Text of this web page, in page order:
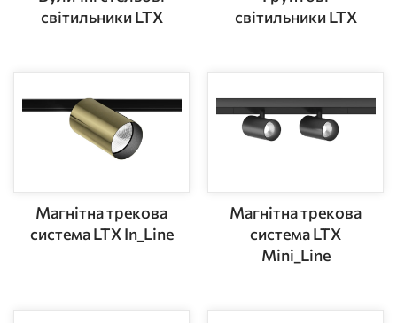
світильники LTX
світильники LTX
Магнітна трекова
система LTX In_Line
Магнітна трекова
система LTX
Mini_Line